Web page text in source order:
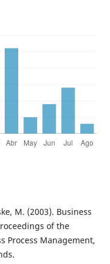
M. (2003). Business
of the
Process Management,